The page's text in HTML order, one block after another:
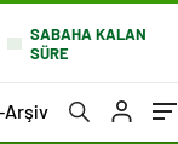
SABAHA KALAN
SÜRE
Arşiv